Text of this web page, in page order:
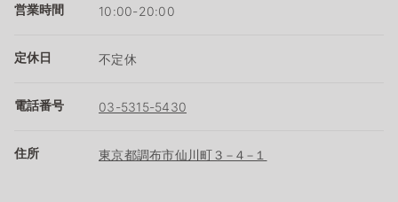
営業時間 10:00-20:00
定休日 不定休
電話番号 03-5315-5430
住所 東京都調布市仙川町３−４−１